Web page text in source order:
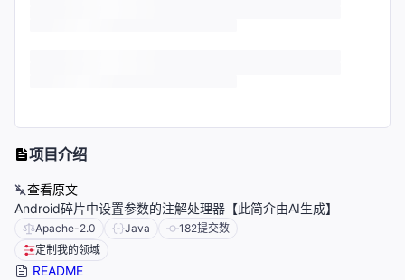
项目介绍
查看原文
Android碎片中设置参数的注解处理器【此简介由AI生成】
Apache-2.0 Java 182提交数
定制我的领域
README